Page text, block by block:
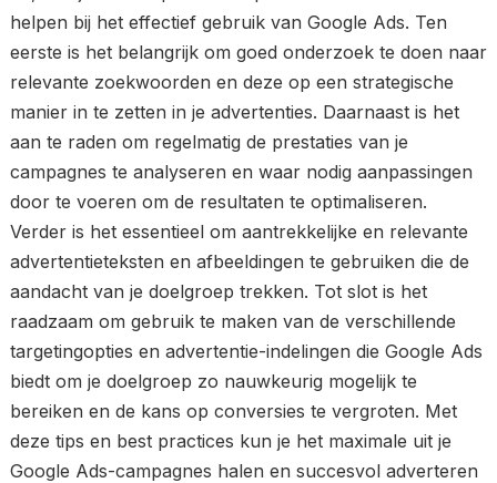
helpen bij het effectief gebruik van Google Ads. Ten
eerste is het belangrijk om goed onderzoek te doen naar
relevante zoekwoorden en deze op een strategische
manier in te zetten in je advertenties. Daarnaast is het
aan te raden om regelmatig de prestaties van je
campagnes te analyseren en waar nodig aanpassingen
door te voeren om de resultaten te optimaliseren.
Verder is het essentieel om aantrekkelijke en relevante
advertentieteksten en afbeeldingen te gebruiken die de
aandacht van je doelgroep trekken. Tot slot is het
raadzaam om gebruik te maken van de verschillende
targetingopties en advertentie-indelingen die Google Ads
biedt om je doelgroep zo nauwkeurig mogelijk te
bereiken en de kans op conversies te vergroten. Met
deze tips en best practices kun je het maximale uit je
Google Ads-campagnes halen en succesvol adverteren